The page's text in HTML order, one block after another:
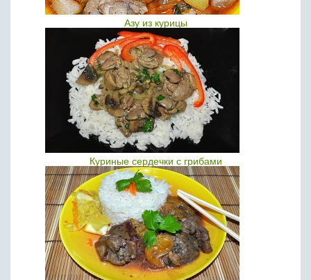
Азу из курицы
Куриные сердечки с грибами